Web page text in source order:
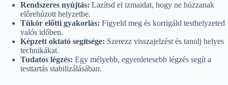
Rendszeres nyújtás: Lazítsd el izmaidat, hogy ne húzzanak
előrehúzott helyzetbe.
Tükör előtti gyakorlás: Figyeld meg és korrigáld testhelyzeted
valós időben.
Képzett oktató segítsége: Szerezz visszajelzést és tanulj helyes
technikákat.
Tudatos légzés: Egy mélyebb, egyenletesebb légzés segít a
testtartás stabilizálásában.